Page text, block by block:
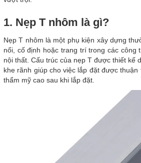
1. Nẹp T nhôm là gì?
Nẹp T nhôm là một phụ kiện xây dựng
nối, cố định hoặc trang trí trong các công
nội thất. Cấu trúc của nẹp T được thiết kế
khe rãnh giúp cho việc lắp đặt được
thẩm mỹ cao sau khi lắp đặt.